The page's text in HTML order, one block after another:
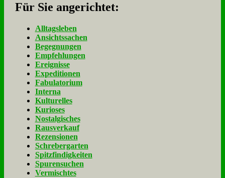
Für Sie an­ge­rich­tet:
Alltagsleben
Ansichtssachen
Begegnungen
Empfehlungen
Ereignisse
Expeditionen
Fabulatorium
Interna
Kulturelles
Kurioses
Nostalgisches
Rausverkauf
Rezensionen
Schrebergarten
Spitzfindigkeiten
Spurensuchen
Vermischtes